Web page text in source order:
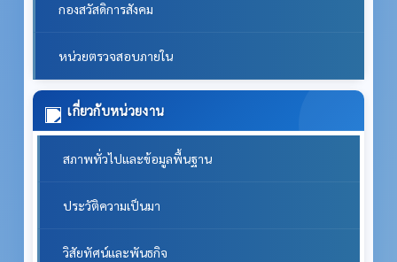
กองสวัสดิการสังคม
หน่วยตรวจสอบภายใน
เกี่ยวกับหน่วยงาน
สภาพทั่วไปและข้อมูลพื้นฐาน
ประวัติความเป็นมา
วิสัยทัศน์และพันธกิจ